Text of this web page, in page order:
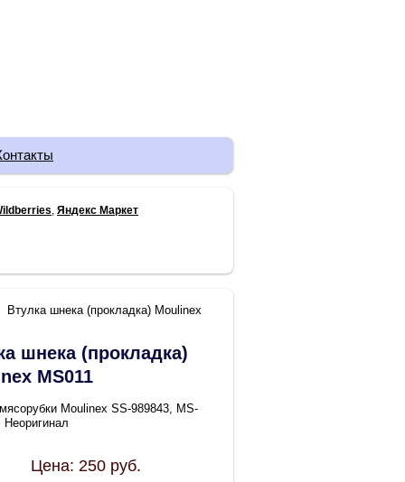
Яндекс Маркет
Втулка шнека (прокладка) Moulinex
шнека (прокладка)
MS011
Moulinex SS-989843, MS-
Неоригинал
Цена: 250 руб.